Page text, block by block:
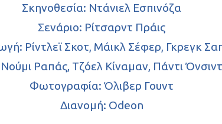
Σκηνοθεσία: Ντάνιελ Εσπινόζα
Σενάριο: Ρίτσαρντ Πράις
Ρίντλεϊ Σκοτ, Μάικλ Σέφερ, Γκρεγκ
Ραπάς, Τζόελ Κίναμαν, Πάντι
Φωτογραφία: Όλιβερ Γουντ
Διανομή: Odeon